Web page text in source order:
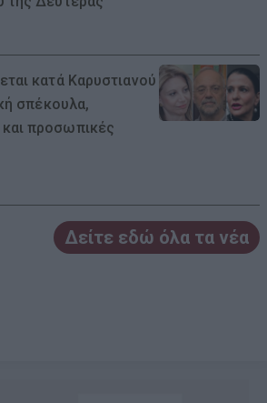
κατά Καρυστιανού
σπέκουλα,
προσωπικές
Δείτε εδώ όλα τα νέα